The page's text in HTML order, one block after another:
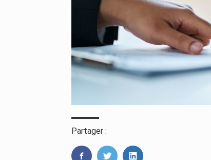
Partager :